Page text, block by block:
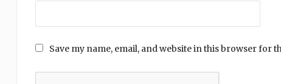
Save my name, email, and website in this browser for